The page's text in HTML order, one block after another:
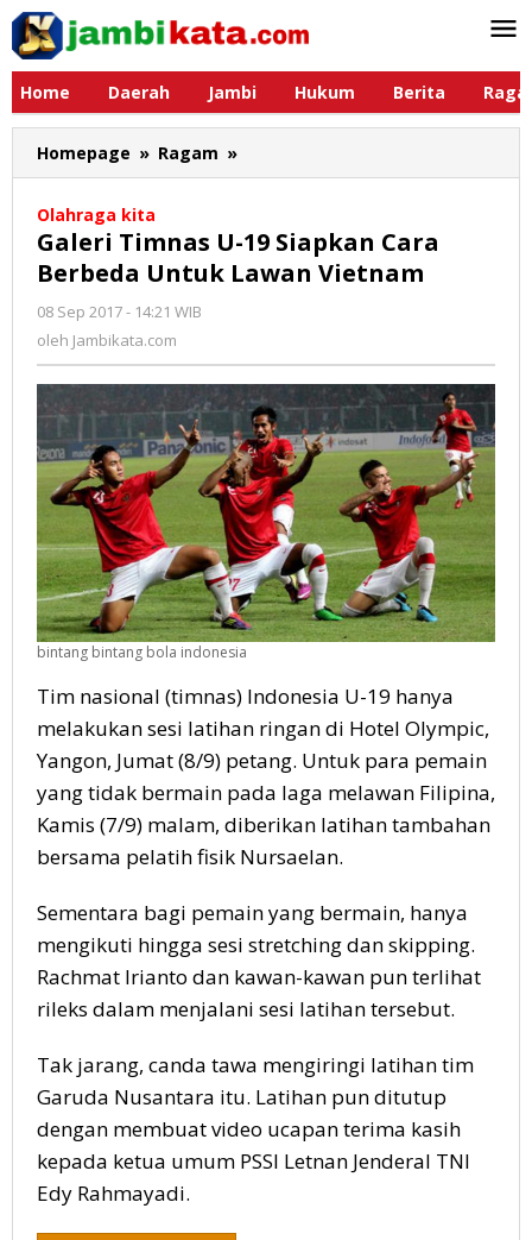
Lewati
konten
Home
Daerah Jambi Hukum Berita
Homepage » Ragam »
Timnas
Siapkan
Cara
Olahraga kita
Galeri Timnas U-19 Siapkan Cara
Berbeda Untuk Lawan Vietnam
08 Sep 2017 - 14:21 WIB
oleh Jambikata.com
bintang bintang bola indonesia
Tim nasional (timnas) Indonesia U-19 hanya
melakukan sesi latihan ringan di Hotel Olympic,
Yangon, Jumat (8/9) petang. Untuk para pemain
yang tidak bermain pada laga melawan Filipina,
Kamis (7/9) malam, diberikan latihan tambahan
bersama pelatih fisik Nursaelan.
Sementara bagi pemain yang bermain, hanya
mengikuti hingga sesi stretching dan skipping.
Rachmat Irianto dan kawan-kawan pun terlihat
rileks dalam menjalani sesi latihan tersebut.
Tak jarang, canda tawa mengiringi latihan tim
Garuda Nusantara itu. Latihan pun ditutup
dengan membuat video ucapan terima kasih
kepada ketua umum PSSI Letnan Jenderal TNI
Edy Rahmayadi.